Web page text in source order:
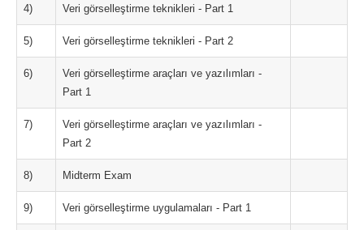
4) Veri görselleştirme teknikleri - Part 1
5) Veri görselleştirme teknikleri - Part 2
6)
Veri görselleştirme araçları ve yazılımları -
Part 1
7)
Veri görselleştirme araçları ve yazılımları -
Part 2
8) Midterm Exam
9) Veri görselleştirme uygulamaları - Part 1